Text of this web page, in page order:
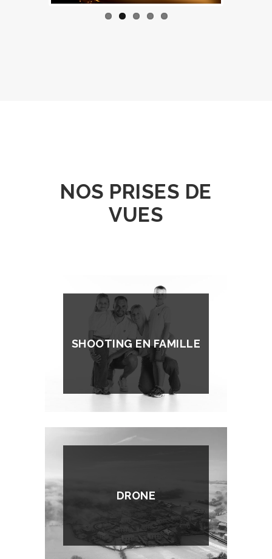
NOS PRISES DE
VUES
SHOOTING EN FAMILLE
DRONE